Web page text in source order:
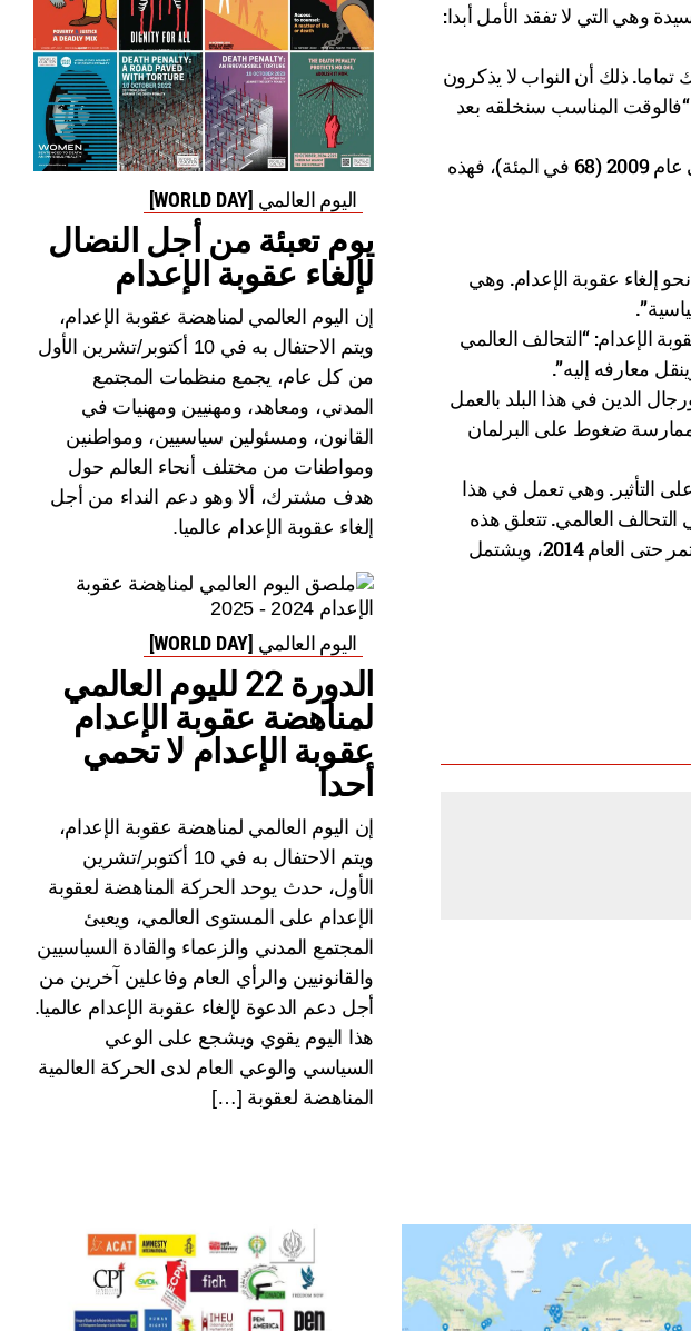
وهي التي لا تفقد الأمل أبدا:
ذلك أن النواب لا يذكرون
“فالوقت المناسب سنخلقه بعد
تتذكر السيدة النتائج المرضية لاستطلاعات للرأي أجريت لدى النواب في عام 2001 (74 في المئة)، ثم في عام 2009 (68 في المئة)، فهذه
إلغاء عقوبة الإعدام. وهي
الإعدام: “التحالف العالمي
معارفه إليه”.
الدين في هذا البلد بالعمل
وممارسة ضغوط على البرلمان
التأثير. وهي تعمل في هذا
في التحالف العالمي. تتعلق هذه
الشراكة بمشروع لتعزيز الحملة اللبنانية لمناهضة عقوبة الإعدام، وهي مشروع يموله الاتحاد الأوربي يستمر حتى العام 2014، ويشتمل
اليوم العالمي [WORLD DAY]
يوم تعبئة من أجل النضال
لإلغاء عقوبة الإعدام
إن اليوم العالمي لمناهضة عقوبة الإعدام،
ويتم الاحتفال به في 10 أكتوبر/تشرين الأول
من كل عام، يجمع منظمات المجتمع
المدني، ومعاهد، ومهنيين ومهنيات في
القانون، ومسئولين سياسيين، ومواطنين
ومواطنات من مختلف أنحاء العالم حول
هدف مشترك، ألا وهو دعم النداء من أجل
إلغاء عقوبة الإعدام عالميا.
اليوم العالمي [WORLD DAY]
الدورة 22 لليوم العالمي
لمناهضة عقوبة الإعدام
عقوبة الإعدام لا تحمي
أحدا
إن اليوم العالمي لمناهضة عقوبة الإعدام،
ويتم الاحتفال به في 10 أكتوبر/تشرين
الأول، حدث يوحد الحركة المناهضة لعقوبة
الإعدام على المستوى العالمي، ويعبئ
المجتمع المدني والزعماء والقادة السياسيين
والقانونيين والرأي العام وفاعلين آخرين من
أجل دعم الدعوة لإلغاء عقوبة الإعدام عالميا.
هذا اليوم يقوي ويشجع على الوعي
السياسي والوعي العام لدى الحركة العالمية
المناهضة لعقوبة […]